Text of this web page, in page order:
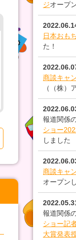
ジオープ
日本おも
た！
商談キャ
（（株）
報道関係
ショー
しました
商談キャ
オープン
報道関係
ショー記
大賞発表